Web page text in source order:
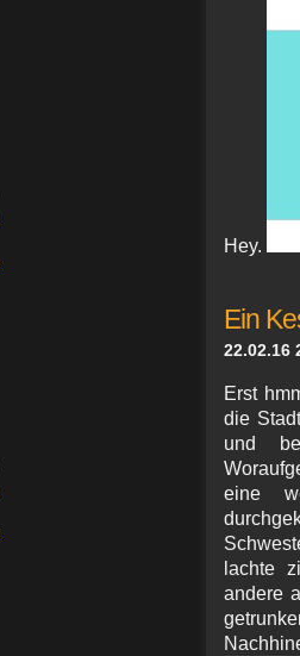
Hey.
Ein
22.02.16
Erst
die
und
eine
lachte
andere